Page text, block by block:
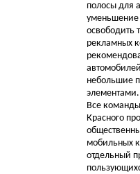
полосы для
уменьшение
освободить
рекламных
небольшие
элементами.
Все
Красного
мобильных
отдельный